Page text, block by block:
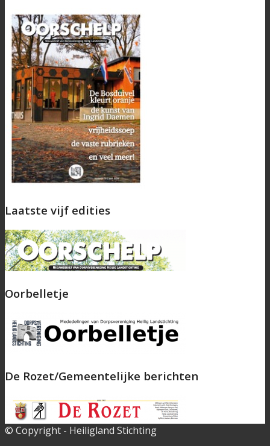
Laatste vijf edities
Oorbelletje
De Rozet/Gemeentelijke berichten
© Copyright - Heiligland Stichting